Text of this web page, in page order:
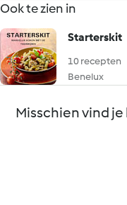
Ook te zien in
Starterskit
10 recepten
Benelux
Misschien vind je